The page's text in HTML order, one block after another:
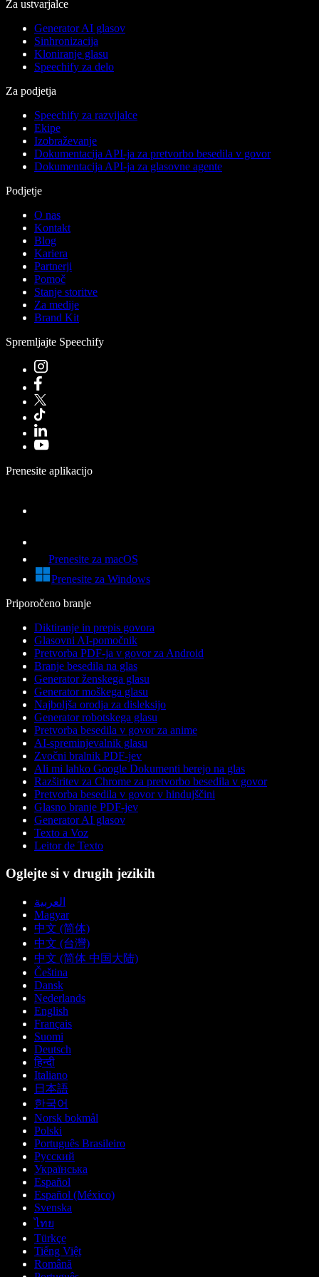
Za ustvarjalce
Generator AI glasov
Sinhronizacija
Kloniranje glasu
Speechify za delo
Za podjetja
Speechify za razvijalce
Ekipe
Izobraževanje
Dokumentacija API-ja za pretvorbo besedila v govor
Dokumentacija API-ja za glasovne agente
Podjetje
O nas
Kontakt
Blog
Kariera
Partnerji
Pomoč
Stanje storitve
Za medije
Brand Kit
Spremljajte Speechify
Prenesite aplikacijo
Prenesite za macOS
Prenesite za Windows
Priporočeno branje
Diktiranje in prepis govora
Glasovni AI-pomočnik
Pretvorba PDF-ja v govor za Android
Branje besedila na glas
Generator ženskega glasu
Generator moškega glasu
Najboljša orodja za disleksijo
Generator robotskega glasu
Pretvorba besedila v govor za anime
AI-spreminjevalnik glasu
Zvočni bralnik PDF-jev
Ali mi lahko Google Dokumenti berejo na glas
Razširitev za Chrome za pretvorbo besedila v govor
Pretvorba besedila v govor v hindujščini
Glasno branje PDF-jev
Generator AI glasov
Texto a Voz
Leitor de Texto
Oglejte si v drugih jezikih
العربية
Magyar
中文 (简体)
中文 (台灣)
中文 (简体 中国大陆)
Čeština
Dansk
Nederlands
English
Français
Suomi
Deutsch
हिन्दी
Italiano
日本語
한국어
Norsk bokmål
Polski
Português Brasileiro
Русский
Українська
Español
Español (México)
Svenska
ไทย
Türkçe
Tiếng Việt
Română